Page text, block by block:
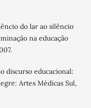
do lar ao silêncio
na educação
discurso educacional:
Artes Médicas Sul,